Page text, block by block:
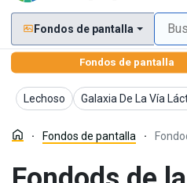
Fondos de pantalla
Fondos de pantalla
Lechoso
Fondos de pantallaGalaxia De La Vía
Fondos de pantalla
Fondos de pantalla